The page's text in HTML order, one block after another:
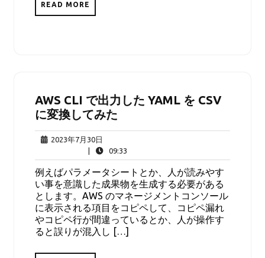
READ MORE
AWS CLI で出力した YAML を CSV
に変換してみた
2023年7月30日
年
7
月
30
日
09:33
例えばパラメータシートとか、人が読みやす
い事を意識した成果物を生成する必要がある
とします。AWS のマネージメントコンソール
に表示される項目をコピペして、コピペ漏れ
やコピペ行が間違っているとか、人が操作す
ると誤りが混入し […]